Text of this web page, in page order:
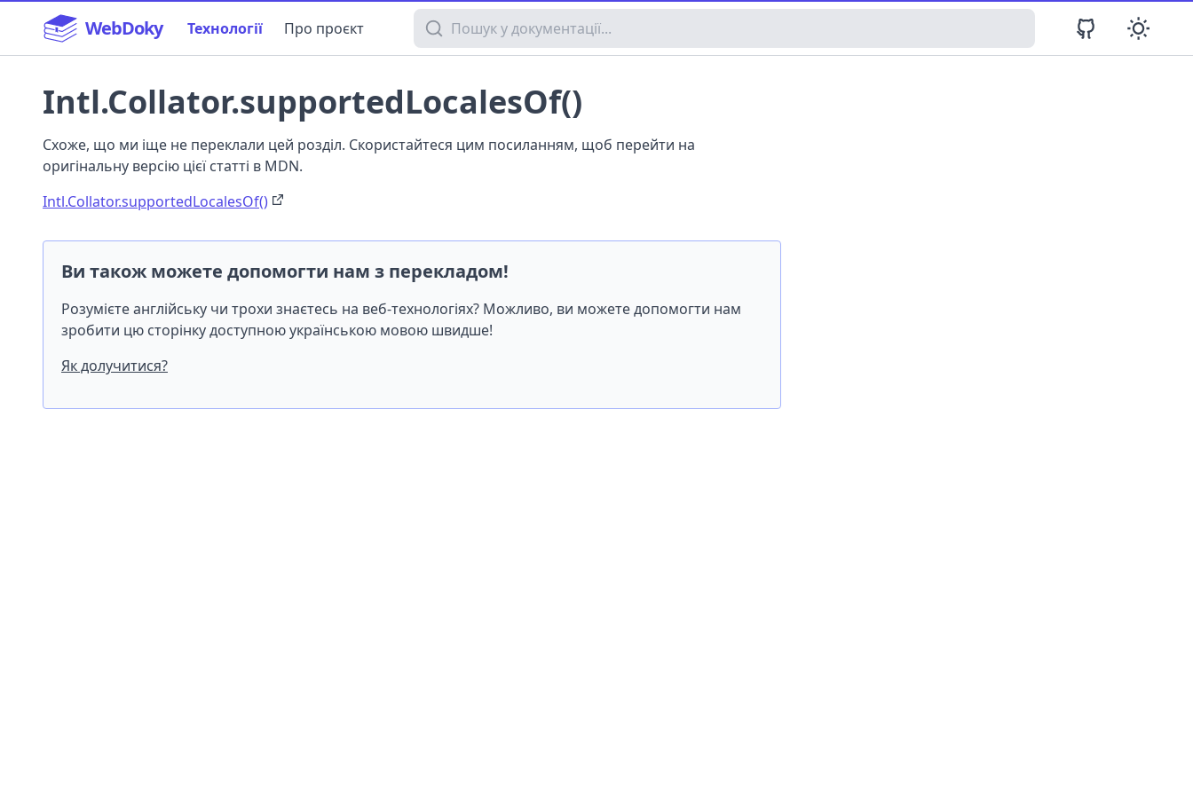
WebDoky Технології Про проєкт Пошук у документації
Intl.Collator.supportedLocalesOf()
Схоже, що ми іще не переклали цей розділ. Скористайтеся цим посиланням, щоб перейти на
оригінальну версію цієї статті в MDN.
Intl.Collator.supportedLocalesOf()
Ви також можете допомогти нам з перекладом!
Розумієте англійську чи трохи знаєтесь на веб-технологіях? Можливо, ви можете допомогти нам
зробити цю сторінку доступною українською мовою швидше!
Як долучитися?